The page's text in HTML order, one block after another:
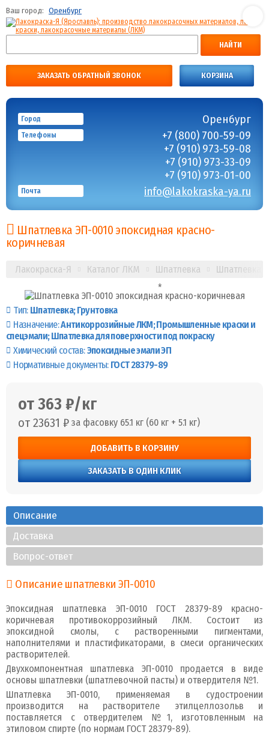
Ваш город: Оренбург
НАЙТИ
ЗАКАЗАТЬ ОБРАТНЫЙ ЗВОНОК КОРЗИНА
Город Оренбург
Телефоны
+7 (800) 700-59-09
+7 (910) 973-59-08
+7 (910) 973-33-09
+7 (910) 973-01-00
Почта info@lakokraska-ya.ru
Шпатлевка ЭП-0010 эпоксидная красно-
коричневая
Лакокраска-Я Каталог ЛКМ Шпатлевка Шпатлевка
Тип: Шпатлевка Грунтовка
Назначение:Антикоррозийные ЛКМ Промышленные краски и
спецэмали Шпатлевка для поверхности под покраску
Химический состав:Эпоксидные эмали ЭП
Нормативные документы: ГОСТ 28379-89
от 363 ₽/кг
от 23631 ₽ за фасовку 65.1 кг (60 кг + 5.1 кг)
ДОБАВИТЬ В КОРЗИНУ
ЗАКАЗАТЬ В ОДИН КЛИК
Описание
Доставка
Вопрос-ответ
Описание шпатлевки ЭП-0010
Эпоксидная шпатлевка ЭП-0010 ГОСТ 28379-89 красно-
коричневая противокоррозийный ЛКМ. Состоит из
эпоксидной смолы, с растворенными пигментами,
наполнителями и пластификаторами, в смеси органических
растворителей.
Двухкомпонентная шпатлевка ЭП-0010 продается в виде
основы шпатлевки (шпатлевочной пасты) и отвердителя №1.
Шпатлевка ЭП-0010, применяемая в судостроении
производится на растворителе этилцеллозольв и
поставляется с отвердителем №1, изготовленным на
этиловом спирте (по нормам ГОСТ 28379-89).